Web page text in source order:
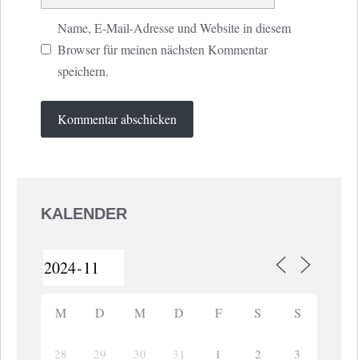
Name, E-Mail-Adresse und Website in diesem
Browser für meinen nächsten Kommentar
speichern.
KALENDER
M D M D F S S
28 29 30 31 1 2 3